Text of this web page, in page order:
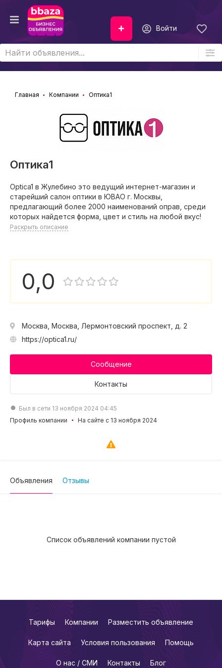
Войти
Главная Компании Оптика1
Оптика1
Optica1 в Жулебино это ведущий интернет-магазин и
старейший салон оптики в ЮВАО г. Москвы,
предлагающий более 2000 наименований оправ, среди
которых найдется форма, цвет и стиль на любой вкус!
Раскрыть описание
0,0
Москва, Москва, Лермонтовский проспект, д. 2
https://optica1.ru/
Сообщение
Контакты
Был в сети 13 ноября 2024 04:45
Профиль компании
На сайте с 13 ноября 2024
Объявления Отзывы
Список объявлений компании пустой
Тарифы Компании Разместить объявление
Карта сайта Условия пользования Помощь
О нас / СМИ Контакты Блог